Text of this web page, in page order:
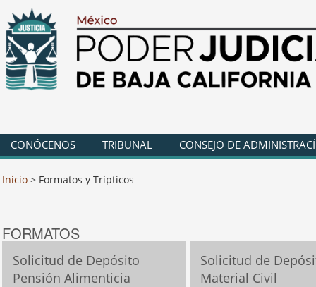
CONÓCENOS TRIBUNAL CONSEJO DE
Inicio > Formatos y Trípticos
FORMATOS
Solicitud de Depósito
Pensión Alimenticia
Solicitud de
Material Civil